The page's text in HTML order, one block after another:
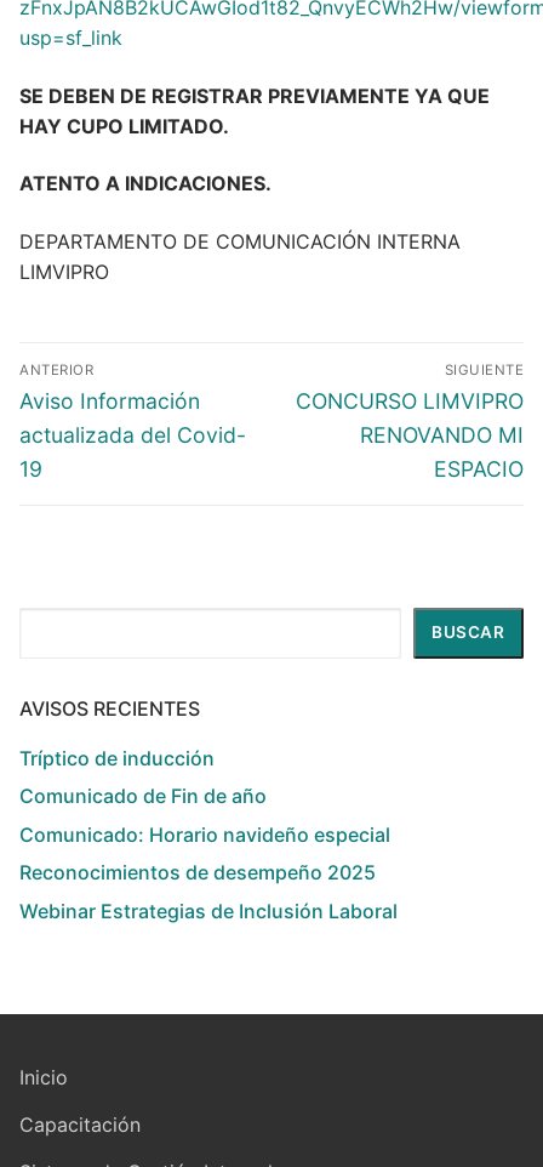
zFnxJpAN8B2kUCAwGIod1t82_QnvyECWh2Hw/
usp=sf_link
SE DEBEN DE REGISTRAR PREVIAMENTE YA QUE
HAY CUPO LIMITADO.
ATENTO A INDICACIONES.
DEPARTAMENTO DE COMUNICACIÓN INTERNA
LIMVIPRO
ANTERIOR
Aviso Información
actualizada del Covid-
19
SIGUIENTE
CONCURSO LIMVIPRO
RENOVANDO MI
ESPACIO
BUSCAR
AVISOS RECIENTES
Tríptico de inducción
Comunicado de Fin de año
Comunicado: Horario navideño especial
Reconocimientos de desempeño 2025
Webinar Estrategias de Inclusión Laboral
Inicio
Capacitación